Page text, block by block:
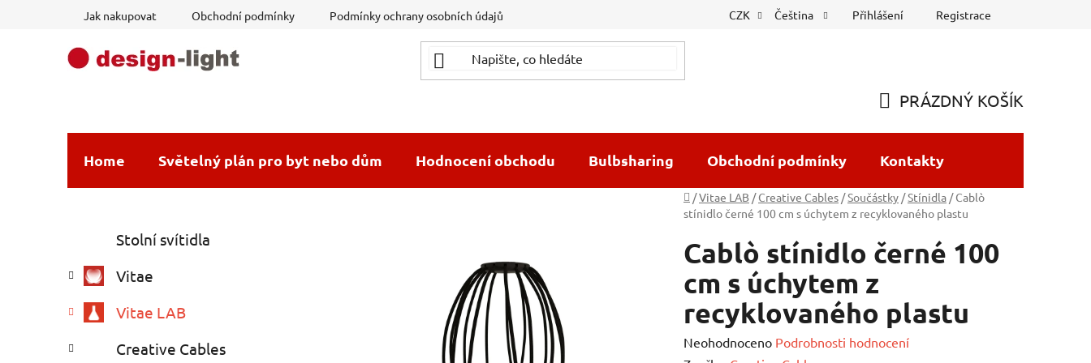
Jak nakupovat Obchodní podmínky Podmínky ochrany osobních údajů CZK Čeština Přihlášení Registrace
KOŠÍK
PRÁZDNÝ KOŠÍK
Home Světelný plán pro byt nebo dům Hodnocení obchodu Bulbsharing Obchodní podmínky Kontakty
Domů
/Vitae LAB / Creative Cables /Součástky /Stínidla / Cablò
stínidlo černé 100 cm s úchytem z recyklovaného plastu
s
r
n
kategorie
e
o
i
Stolní svítidla
Vitae
Vitae LAB
Creative Cables
Cablò stínidlo černé 100
cm s úchytem z
recyklovaného plastu
Průměrné
Neohodnoceno Podrobnosti hodnocení